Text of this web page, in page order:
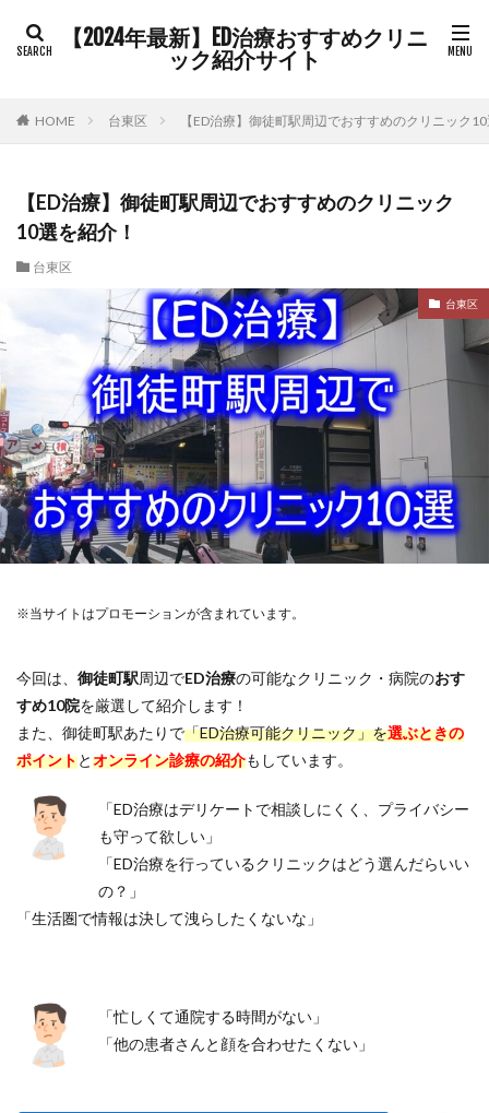
【2024年最新】ED治療おすすめクリニ
ック紹介サイト
HOME 台東区 【ED治療】御徒町駅周辺でおすすめのクリニック
【ED治療】御徒町駅周辺でおすすめのクリニック
10選を紹介！
台東区
台東区
※当サイトはプロモーションが含まれています。
今回は、 御徒町駅周辺でED治療の可能なクリニック・病院のおす
すめ10院を厳選して紹介します！
また、御徒町駅あたりで「ED治療可能クリニック」を選ぶときの
ポイントとオンライン診療の紹介もしています。
「ED治療はデリケートで相談しにくく、プライバシー
も守って欲しい」
「ED治療を行っているクリニックはどう選んだらいい
の？」
「生活圏で情報は決して洩らしたくないな」
「忙しくて通院する時間がない」
「他の患者さんと顔を合わせたくない」